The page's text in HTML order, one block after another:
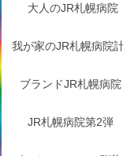
大人のJR札幌病院
我が家のJR札幌病院
ブランドJR札幌病院
JR札幌病院第2弾